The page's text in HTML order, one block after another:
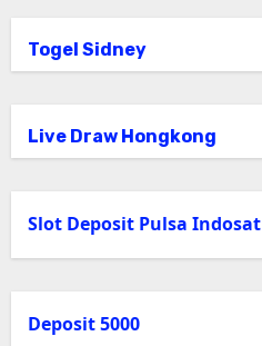
Togel Sidney
Live Draw Hongkong
Slot Deposit Pulsa Indosat
Deposit 5000